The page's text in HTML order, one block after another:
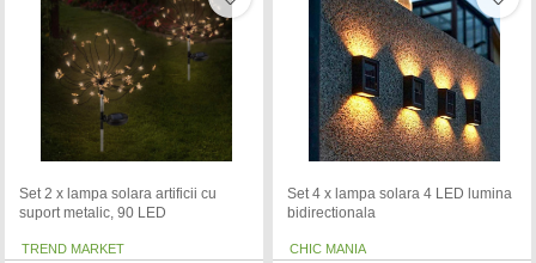
Set 2 x lampa solara artificii cu
suport metalic, 90 LED
TREND MARKET
Set 4 x lampa solara 4 LED lumina
bidirectionala
CHIC MANIA